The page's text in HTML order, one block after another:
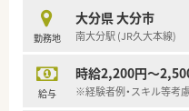
しやすい環境です。
■LINEWORKSを使っ
を図っています。
＜こんな方にオススメ＞
■管理薬剤師として店舗
勤務地
大分県 大分市
南大分駅 (JR久大本線)
給与
時給2,200円～
※経験者例・スキル等考慮